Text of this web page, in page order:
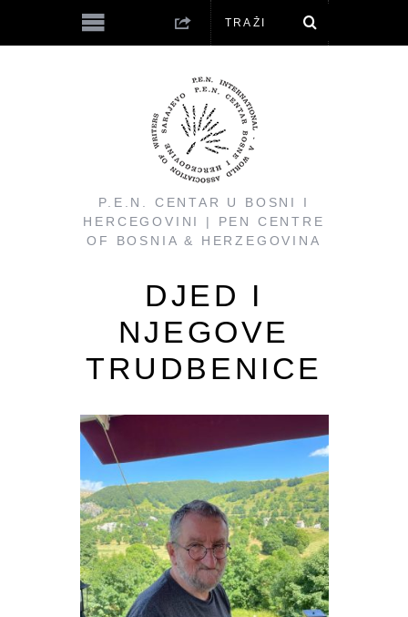
P.E.N. CENTAR U BOSNI I
HERCEGOVINI | PEN CENTRE
OF BOSNIA & HERZEGOVINA
DJED I
NJEGOVE
TRUDBENICE